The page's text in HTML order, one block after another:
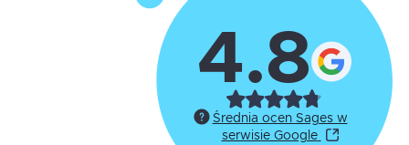
4.8
Średnia ocen Sages w
serwisie Google